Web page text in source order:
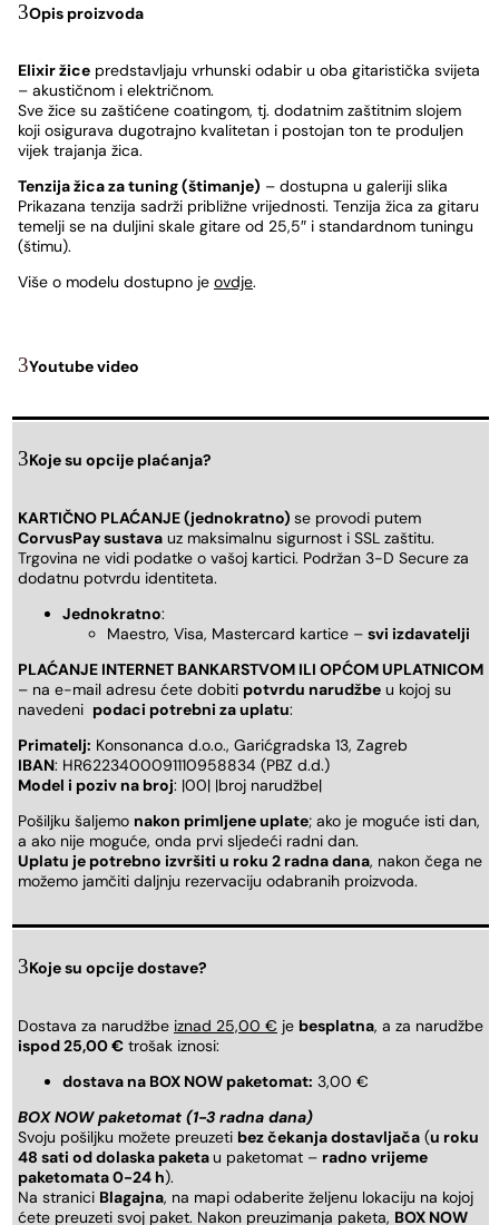
Opis proizvoda
Elixir žice predstavljaju vrhunski odabir u oba gitaristička svijeta
– akustičnom i električnom.
Sve žice su zaštićene coatingom, tj. dodatnim zaštitnim slojem
koji osigurava dugotrajno kvalitetan i postojan ton te produljen
vijek trajanja žica.
Tenzija žica za tuning (štimanje) – dostupna u galeriji slika
Prikazana tenzija sadrži približne vrijednosti. Tenzija žica za gitaru
temelji se na duljini skale gitare od 25,5″ i standardnom tuningu
(štimu).
Više o modelu dostupno je ovdje.
Youtube video
Koje su opcije plaćanja?
KARTIČNO PLAĆANJE (jednokratno) se provodi putem
CorvusPay sustava uz maksimalnu sigurnost i SSL zaštitu.
Trgovina ne vidi podatke o vašoj kartici. Podržan 3-D Secure za
dodatnu potvrdu identiteta.
Jednokratno:
Maestro, Visa, Mastercard kartice – svi izdavatelji
PLAĆANJE INTERNET BANKARSTVOM ILI OPĆOM UPLATNICOM
– na e-mail adresu ćete dobiti potvrdu narudžbe u kojoj su
navedeni podaci potrebni za uplatu:
Primatelj: Konsonanca d.o.o., Garićgradska 13, Zagreb
IBAN: HR6223400091110958834 (PBZ d.d.)
Model i poziv na broj: |00| |broj narudžbe|
Pošiljku šaljemo nakon primljene uplate; ako je moguće isti dan,
a ako nije moguće, onda prvi sljedeći radni dan.
Uplatu je potrebno izvršiti u roku 2 radna dana, nakon čega ne
možemo jamčiti daljnju rezervaciju odabranih proizvoda.
Koje su opcije dostave?
Dostava za narudžbe iznad 25,00 € je besplatna, a za narudžbe
ispod 25,00 € trošak iznosi:
dostava na BOX NOW paketomat: 3,00 €
BOX NOW paketomat (1-3 radna dana)
Svoju pošiljku možete preuzeti bez čekanja dostavljača (u roku
48 sati od dolaska paketau paketomat – radno vrijeme
paketomata 0-24 h).
Na stranici Blagajna, na mapi odaberite željenu lokaciju na kojoj
ćete preuzeti svoj paket. Nakon preuzimanja paketa, BOX NOW